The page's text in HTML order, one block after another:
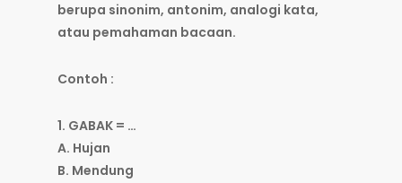
berupa sinonim, antonim, analogi kata,
atau pemahaman bacaan.
Contoh :
1. GABAK = …
A. Hujan
B. Mendung